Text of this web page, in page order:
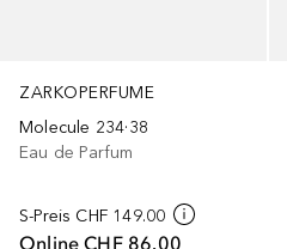
ZARKOPERFUME
Molecule 234·38
Eau de Parfum
S-Preis CHF 149.00
Online CHF 86.00